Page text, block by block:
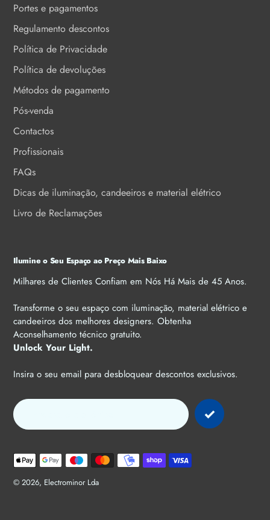
Portes e pagamentos
Regulamento descontos
Política de Privacidade
Política de devoluções
Métodos de pagamento
Pós-venda
Contactos
Profissionais
FAQs
Dicas de iluminação, candeeiros e material elétrico
Livro de Reclamações
Ilumine o Seu Espaço ao Preço Mais Baixo
Milhares de Clientes Confiam em Nós Há Mais de 45 Anos.
Transforme o seu espaço com iluminação, material elétrico e
candeeiros dos melhores designers. Obtenha
Aconselhamento técnico gratuito.
Unlock Your Light.
Insira o seu email para desbloquear descontos exclusivos.
© 2026, Electrominor Lda
Métodos
de
pagamento